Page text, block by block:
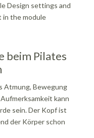
Design settings and
in the module
beim Pilates
Atmung, Bewegung
kann
sein. Der Kopf ist
der Körper schon